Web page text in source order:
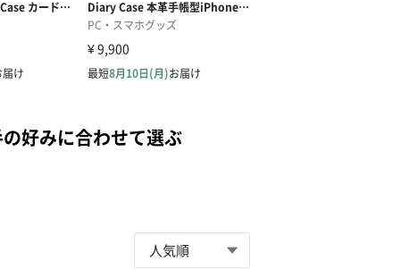
好みに合わせて選ぶ